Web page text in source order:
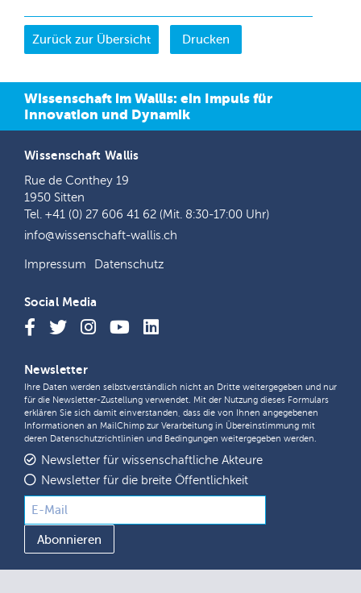
Drucken
Wissenschaft im Wallis: ein Impuls für
Innovation und Dynamik
Wissenschaft Wallis
Rue de Conthey 19
1950 Sitten
Tel. +41 (0) 27 606 41 62 (Mit. 8:30-17:00 Uhr)
info@wissenschaft-wallis.ch
Impressum Datenschutz
Social Media
Newsletter
Ihre Daten werden selbstverständlich nicht an Dritte weitergegeben und nur
für die Newsletter-Zustellung verwendet. Mit der Nutzung dieses Formulars
erklären Sie sich damit einverstanden, dass die von Ihnen angegebenen
Informationen an MailChimp zur Verarbeitung in Übereinstimmung mit
deren Datenschutzrichtlinien und Bedingungen weitergegeben werden.
Newsletter für wissenschaftliche Akteure
Newsletter für die breite Öffentlichkeit